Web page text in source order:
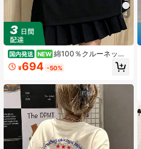
4
国内発送 NEW 綿100％クルーネック
プリント半袖Tシャツ、女性用新作夏
服、スタイリッシュなゆったりカジ
¥694 -50%